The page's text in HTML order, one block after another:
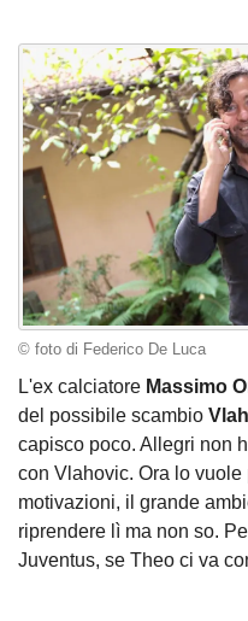
© foto di Federico De Luca
L'ex calciatore Massimo
del possibile scambio
capisco poco. Allegri non
con Vlahovic. Ora lo
motivazioni, il grande
riprendere lì ma non so.
Juventus, se Theo ci va